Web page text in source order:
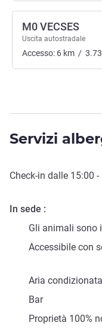
M0 VECSES
Uscita autostradale
Accesso: 6 km / 3.73
Servizi
Check-in dalle 15:00 -
In sede
Gli animali sono
Accessibile con
Aria condizionata
Bar
Proprietà 100%